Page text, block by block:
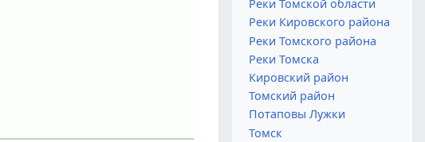
Реки Томской области
Реки Кировского района
Реки Томского района
Реки Томска
Кировский район
Томский район
Потаповы Лужки
Томск